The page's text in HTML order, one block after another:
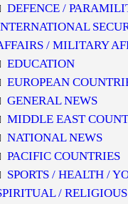
DEFENCE /
/ MILITARY
EDUCATION
EUROPEAN
GENERAL NEWS
MIDDLE EAST
NATIONAL NEWS
PACIFIC COUNTRIES
SPORTS / HEALTH /
/